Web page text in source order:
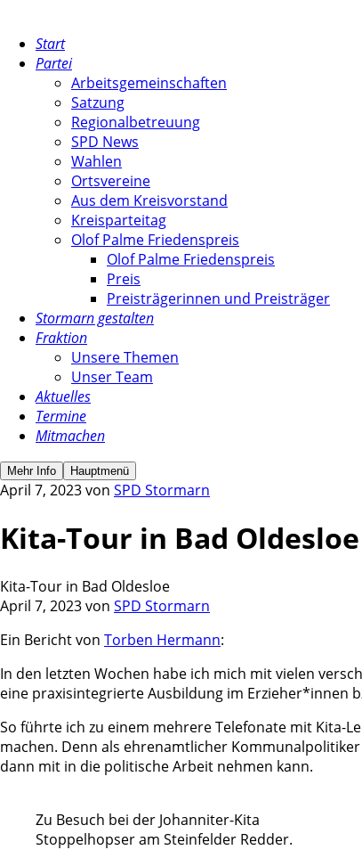
Start
Partei
Arbeitsgemeinschaften
Satzung
Regionalbetreuung
SPD News
Wahlen
Ortsvereine
Aus dem Kreisvorstand
Kreisparteitag
Olof Palme Friedenspreis
Olof Palme Friedenspreis
Preis
Preisträgerinnen und Preisträger
Stormarn gestalten
Fraktion
Unsere Themen
Unser Team
Aktuelles
Termine
Mitmachen
Mehr Info Hauptmenü
April 7, 2023von SPD Stormarn
Kita-Tour in Bad Oldesloe
Kita-Tour in Bad Oldesloe
April 7, 2023von SPD Stormarn
Ein Bericht von Torben Hermann:
In den letzten Wochen habe ich mich mit vielen
eine praxisintegrierte Ausbildung im Erzieher*innen
So führte ich zu einem mehrere Telefonate mit Kita-
machen. Denn als ehrenamtlicher
dann mit in die politische Arbeit nehmen kann.
Zu Besuch bei der Johanniter-Kita
Stoppelhopser am Steinfelder Redder.